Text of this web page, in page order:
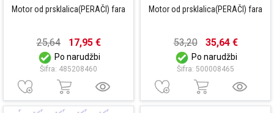
Motor od prsklalica(PERAČI) fara
25,64 17,95 €
Po narudžbi
Šifra: 485208460
Motor od prsklalica(PERAČI) fara
53,20 35,64 €
Po narudžbi
Šifra: 500008465